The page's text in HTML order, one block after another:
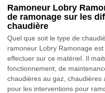
Ramoneur Lobry
de ramonage sur les
chaudière
Quel que soit le type de
ramoneur Lobry Ramonage
effectuer sur ce matériel. Il
fonctionnement, de
chaudières au gaz, chaudières
pour les interventions pour